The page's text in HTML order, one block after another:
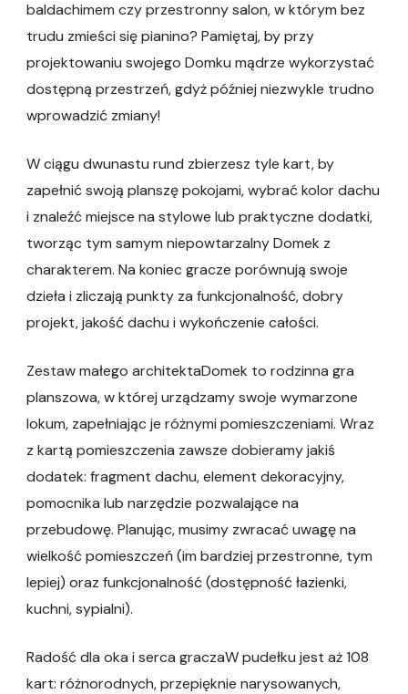
baldachimem czy przestronny salon, w którym bez
trudu zmieści się pianino? Pamiętaj, by przy
projektowaniu swojego Domku mądrze wykorzystać
dostępną przestrzeń, gdyż później niezwykle trudno
wprowadzić zmiany!
W ciągu dwunastu rund zbierzesz tyle kart, by
zapełnić swoją planszę pokojami, wybrać kolor dachu
i znaleźć miejsce na stylowe lub praktyczne dodatki,
tworząc tym samym niepowtarzalny Domek z
charakterem. Na koniec gracze porównują swoje
dzieła i zliczają punkty za funkcjonalność, dobry
projekt, jakość dachu i wykończenie całości.
Zestaw małego architektaDomek to rodzinna gra
planszowa, w której urządzamy swoje wymarzone
lokum, zapełniając je różnymi pomieszczeniami. Wraz
z kartą pomieszczenia zawsze dobieramy jakiś
dodatek: fragment dachu, element dekoracyjny,
pomocnika lub narzędzie pozwalające na
przebudowę. Planując, musimy zwracać uwagę na
wielkość pomieszczeń (im bardziej przestronne, tym
lepiej) oraz funkcjonalność (dostępność łazienki,
kuchni, sypialni).
Radość dla oka i serca graczaW pudełku jest aż 108
kart: różnorodnych, przepięknie narysowanych,